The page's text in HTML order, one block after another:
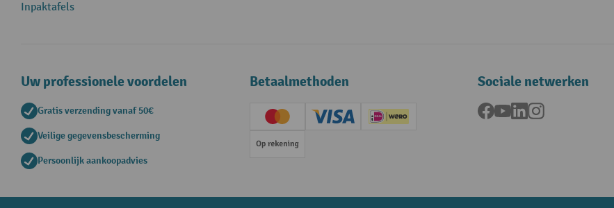
Inpaktafels
Uw professionele voordelen
Gratis verzending vanaf 50€
Veilige gegevensbescherming
Persoonlijk aankoopadvies
Betaalmethoden
Creditcard (Master)Creditcard (Visa)iDEAL | Wero
Op rekening
Sociale netwerken
Facebook
YouTubeLinkedInInstagram